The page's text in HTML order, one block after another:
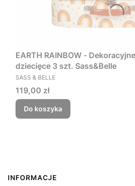
EARTH RAINBOW -
dziecięce 3 szt. Sass&Belle
PRODUCENT
SASS & BELLE
Cena
119,00 zł
Do koszyka
Linki w stopce
INFORMACJE